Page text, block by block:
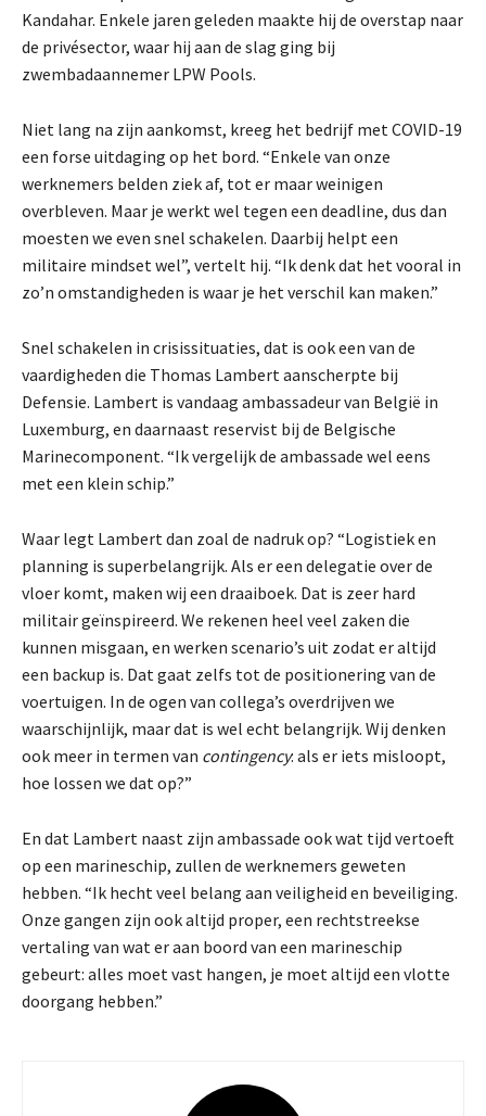
Kandahar. Enkele jaren geleden maakte hij de overstap naar
de privésector, waar hij aan de slag ging bij
zwembadaannemer LPW Pools.
Niet lang na zijn aankomst, kreeg het bedrijf met COVID-19
een forse uitdaging op het bord. “Enkele van onze
werknemers belden ziek af, tot er maar weinigen
overbleven. Maar je werkt wel tegen een deadline, dus dan
moesten we even snel schakelen. Daarbij helpt een
militaire mindset wel”, vertelt hij. “Ik denk dat het vooral in
zo’n omstandigheden is waar je het verschil kan maken.”
Snel schakelen in crisissituaties, dat is ook een van de
vaardigheden die Thomas Lambert aanscherpte bij
Defensie. Lambert is vandaag ambassadeur van België in
Luxemburg, en daarnaast reservist bij de Belgische
Marinecomponent. “Ik vergelijk de ambassade wel eens
met een klein schip.”
Waar legt Lambert dan zoal de nadruk op? “Logistiek en
planning is superbelangrijk. Als er een delegatie over de
vloer komt, maken wij een draaiboek. Dat is zeer hard
militair geïnspireerd. We rekenen heel veel zaken die
kunnen misgaan, en werken scenario’s uit zodat er altijd
een backup is. Dat gaat zelfs tot de positionering van de
voertuigen. In de ogen van collega’s overdrijven we
waarschijnlijk, maar dat is wel echt belangrijk. Wij denken
ook meer in termen van contingency: als er iets misloopt,
hoe lossen we dat op?”
En dat Lambert naast zijn ambassade ook wat tijd vertoeft
op een marineschip, zullen de werknemers geweten
hebben. “Ik hecht veel belang aan veiligheid en beveiliging.
Onze gangen zijn ook altijd proper, een rechtstreekse
vertaling van wat er aan boord van een marineschip
gebeurt: alles moet vast hangen, je moet altijd een vlotte
doorgang hebben.”